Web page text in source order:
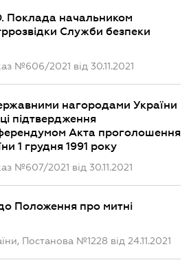
Поклада начальником
Служби безпеки
№606/2021 від 30.11.2021
нагородами України
підтвердження
Акта проголошення
1 грудня 1991 року
№607/2021 від 30.11.2021
Положення про митні
Постанова №1228 від 24.11.2021